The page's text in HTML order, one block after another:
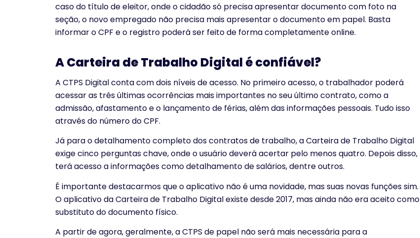
caso do título de eleitor, onde o cidadão só precisa apresentar documento com foto na
seção, o novo empregado não precisa mais apresentar o documento em papel. Basta
informar o CPF e o registro poderá ser feito de forma completamente online.
A Carteira de Trabalho Digital é confiável?
A CTPS Digital conta com dois níveis de acesso. No primeiro acesso, o trabalhador poderá
acessar as três últimas ocorrências mais importantes no seu último contrato, como a
admissão, afastamento e o lançamento de férias, além das informações pessoais. Tudo isso
através do número do CPF.
Já para o detalhamento completo dos contratos de trabalho, a Carteira de Trabalho Digital
exige cinco perguntas chave, onde o usuário deverá acertar pelo menos quatro. Depois disso,
terá acesso a informações como detalhamento de salários, dentre outros.
É importante destacarmos que o aplicativo não é uma novidade, mas suas novas funções sim.
O aplicativo da Carteira de Trabalho Digital existe desde 2017, mas ainda não era aceito como
substituto do documento físico.
A partir de agora, geralmente, a CTPS de papel não será mais necessária para a